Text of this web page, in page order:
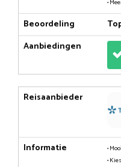
•
Beoordeling
Aanbiedingen
Reisaanbieder
Informatie
•
•